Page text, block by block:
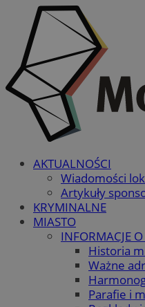
AKTUALNOŚCI
Wiadomości
Artykuły
KRYMINALNE
MIASTO
INFORMACJE
Historia
Ważne
Parafie i